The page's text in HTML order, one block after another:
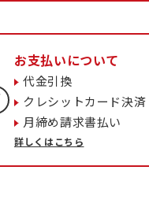
お支払いについて
代金引換
クレシットカード決済
月締め請求書払い
詳しくはこちら